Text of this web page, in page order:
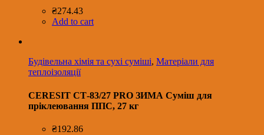
₴274.43
Add to cart
Будівельна хімія та сухі суміші, Матеріали для
теплоізоляції
CERESIT СТ-83/27 PRO ЗИМА Суміш для
пріклеювання ППС, 27 кг
₴192.86